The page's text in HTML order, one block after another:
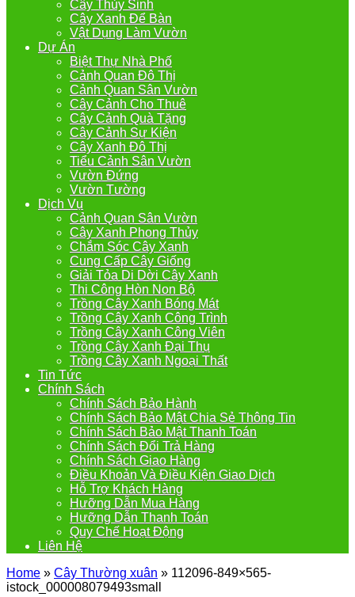
Cây Thủy Sinh
Cây Xanh Để Bàn
Vật Dụng Làm Vườn
Dự Án
Biệt Thự Nhà Phố
Cảnh Quan Đô Thị
Cảnh Quan Sân Vườn
Cây Cảnh Cho Thuê
Cây Cảnh Quà Tặng
Cây Cảnh Sự Kiện
Cây Xanh Đô Thị
Tiểu Cảnh Sân Vườn
Vườn Đứng
Vườn Tường
Dịch Vụ
Cảnh Quan Sân Vườn
Cây Xanh Phong Thủy
Chắm Sóc Cây Xanh
Cung Cấp Cây Giống
Giải Tỏa Di Dời Cây Xanh
Thi Công Hòn Non Bộ
Trồng Cây Xanh Bóng Mát
Trồng Cây Xanh Công Trình
Trồng Cây Xanh Công Viên
Trồng Cây Xanh Đại Thụ
Trồng Cây Xanh Ngoại Thất
Tin Tức
Chính Sách
Chính Sách Bảo Hành
Chính Sách Bảo Mật Chia Sẻ Thông Tin
Chính Sách Bảo Mật Thanh Toán
Chính Sách Đổi Trả Hàng
Chính Sách Giao Hàng
Điều Khoản Và Điều Kiện Giao Dịch
Hỗ Trợ Khách Hàng
Hưỡng Dẫn Mua Hàng
Hưỡng Dẫn Thanh Toán
Quy Chế Hoạt Động
Liên Hệ
Home » Cây Thường xuân » 112096-849×565-
istock_000008079493small